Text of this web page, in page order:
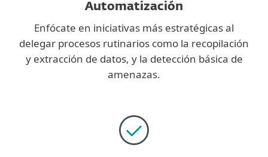
Automatización
Enfócate en iniciativas más estratégicas al
delegar procesos rutinarios como la recopilación
y extracción de datos, y la detección básica de
amenazas.